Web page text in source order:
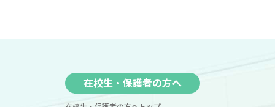
在校生・保護者の方へ